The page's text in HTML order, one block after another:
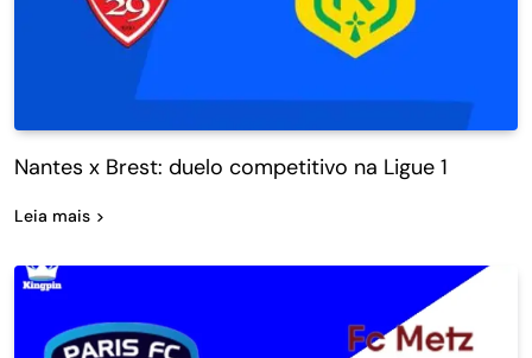
Nantes x Brest: duelo competitivo na Ligue 1
Leia mais